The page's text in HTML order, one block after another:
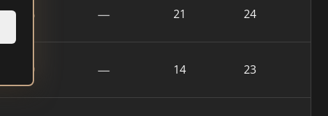
726 — 21 24
649 — 14 23